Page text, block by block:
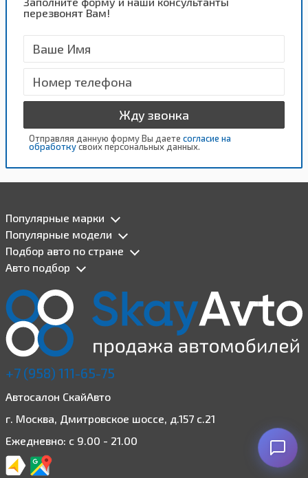
перезвонят Вам!
Жду звонка
Отправляя данную форму Вы даете согласие на
обработкусвоих персональных данных.
Популярные марки
Популярные модели
Подбор авто по стране
Авто подбор
+7 (958) 111-65-75
Автосалон СкайАвто
г. Москва, Дмитровское шоссе, д.157 с.21
Ежедневно: с 9.00 - 21.00